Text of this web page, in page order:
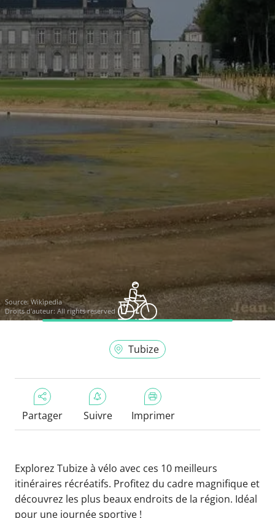
Source: Wikipedia
Droits d'auteur: All rights reserved
Tubize
Partager Suivre Imprimer
Explorez Tubize à vélo avec ces 10 meilleurs
itinéraires récréatifs. Profitez du cadre magnifique et
découvrez les plus beaux endroits de la région. Idéal
pour une journée sportive !